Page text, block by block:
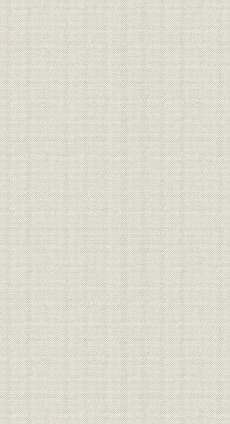
社章 共済生命保険株式会社社章 [明治33年
役員 第三代社長 安田善助 [明治35年
財務・業績;経営
株式会社時代の業績(明治33年~
大正末)
明治33年
年度(1926
事業所
大正2年5月新築の本社社屋(小舟
町河岸)
大正2年
事業所
大正10年2月新築の本社社屋(鎧
河岸)
大正10年
事業所 関東大震災以前の本社社屋付近 [大正12年
事業所;災害
関東大震災で類焼した本社の内
部
[大正12年
広告宣伝;事業所
保険金即時支払の広告と震災後
の本社付近の様子
[大正13年
商品;経営
「改正種類」の保険証券(明治37
年)と生命保険契約案内
明治37年
営業;関係会社 年度末代理店数の推移
明治33年
年度(1926
広告宣伝
「普通養老保険案内」「特別養
老保険案内」
[大正4年
売上 主な収入
明治27年
年度(1926
資産 資産内訳
明治27年
年度(1926
資産;業界 資産規模の比較
大正2年度
度(1926年